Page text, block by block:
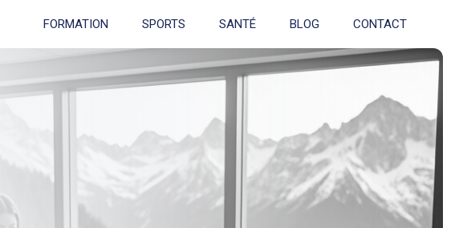
FORMATION SPORTS SANTÉ BLOG CONTACT